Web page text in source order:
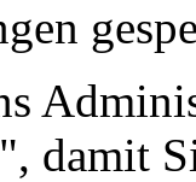
damit